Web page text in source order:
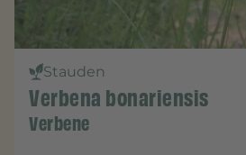
Stauden
Verbena bonariensis
Verbene